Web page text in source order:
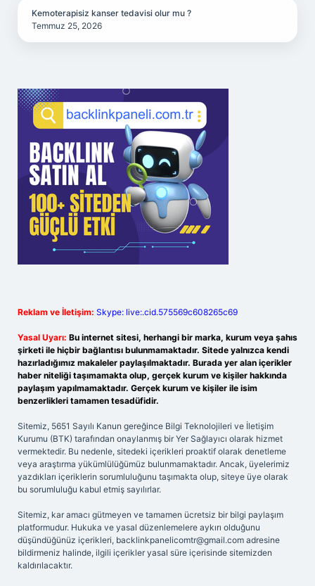
Kemoterapisiz kanser tedavisi olur mu ?
Temmuz 25, 2026
Reklam ve İletişim: Skype: live:.cid.575569c608265c69
Yasal Uyarı: Bu internet sitesi, herhangi bir marka, kurum veya şahıs
şirketi ile hiçbir bağlantısı bulunmamaktadır. Sitede yalnızca kendi
hazırladığımız makaleler paylaşılmaktadır. Burada yer alan içerikler
haber niteliği taşımamakta olup, gerçek kurum ve kişiler hakkında
paylaşım yapılmamaktadır. Gerçek kurum ve kişiler ile isim
benzerlikleri tamamen tesadüfidir.
Sitemiz, 5651 Sayılı Kanun gereğince Bilgi Teknolojileri ve İletişim
Kurumu (BTK) tarafından onaylanmış bir Yer Sağlayıcı olarak hizmet
vermektedir. Bu nedenle, sitedeki içerikleri proaktif olarak denetleme
veya araştırma yükümlülüğümüz bulunmamaktadır. Ancak, üyelerimiz
yazdıkları içeriklerin sorumluluğunu taşımakta olup, siteye üye olarak
bu sorumluluğu kabul etmiş sayılırlar.
Sitemiz, kar amacı gütmeyen ve tamamen ücretsiz bir bilgi paylaşım
platformudur. Hukuka ve yasal düzenlemelere aykırı olduğunu
düşündüğünüz içerikleri, backlinkpanelicomtr@gmail.com adresine
bildirmeniz halinde, ilgili içerikler yasal süre içerisinde sitemizden
kaldırılacaktır.